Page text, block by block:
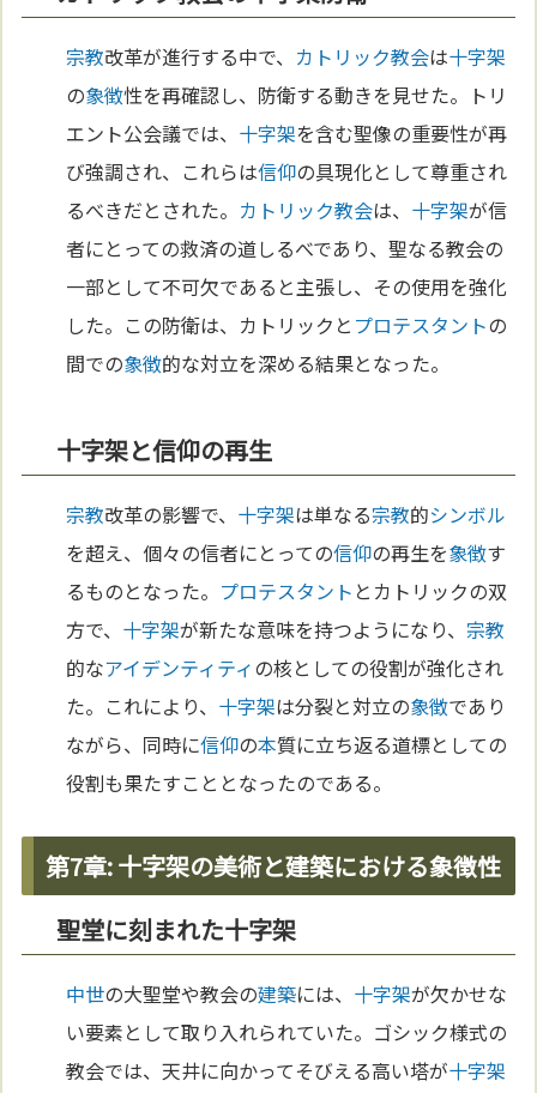
宗教改革が進行する中で、 カトリック教会は十字架
の象徴性を再確認し、防衛する動きを見せた。トリ
エント公会議では、 十字架を含む聖像の重要性が再
び強調され、これらは信仰の具現化として尊重され
るべきだとされた。 カトリック教会は、 十字架が信
者にとっての救済の道しるべであり、聖なる教会の
一部として不可欠であると主張し、その使用を強化
した。この防衛は、カトリックと プロテスタントの
間での象徴的な対立を深める結果となった。
十字架と信仰の再生
宗教改革の影響で、 十字架は単なる宗教的シンボル
を超え、個々の信者にとっての信仰の再生を象徴す
るものとなった。 プロテスタント とカトリックの双
方で、 十字架が新たな意味を持つようになり、 宗教
的なアイデンティティの核としての役割が強化され
た。これにより、 十字架は分裂と対立の象徴であり
ながら、同時に信仰の本質に立ち返る道標としての
役割も果たすこととなったのである。
第7章: 十字架の美術と建築における象徴性
聖堂に刻まれた十字架
中世の大聖堂や教会の建築には、 十字架が欠かせな
い要素として取り入れられていた。ゴシック様式の
教会では、天井に向かってそびえる高い塔が十字架